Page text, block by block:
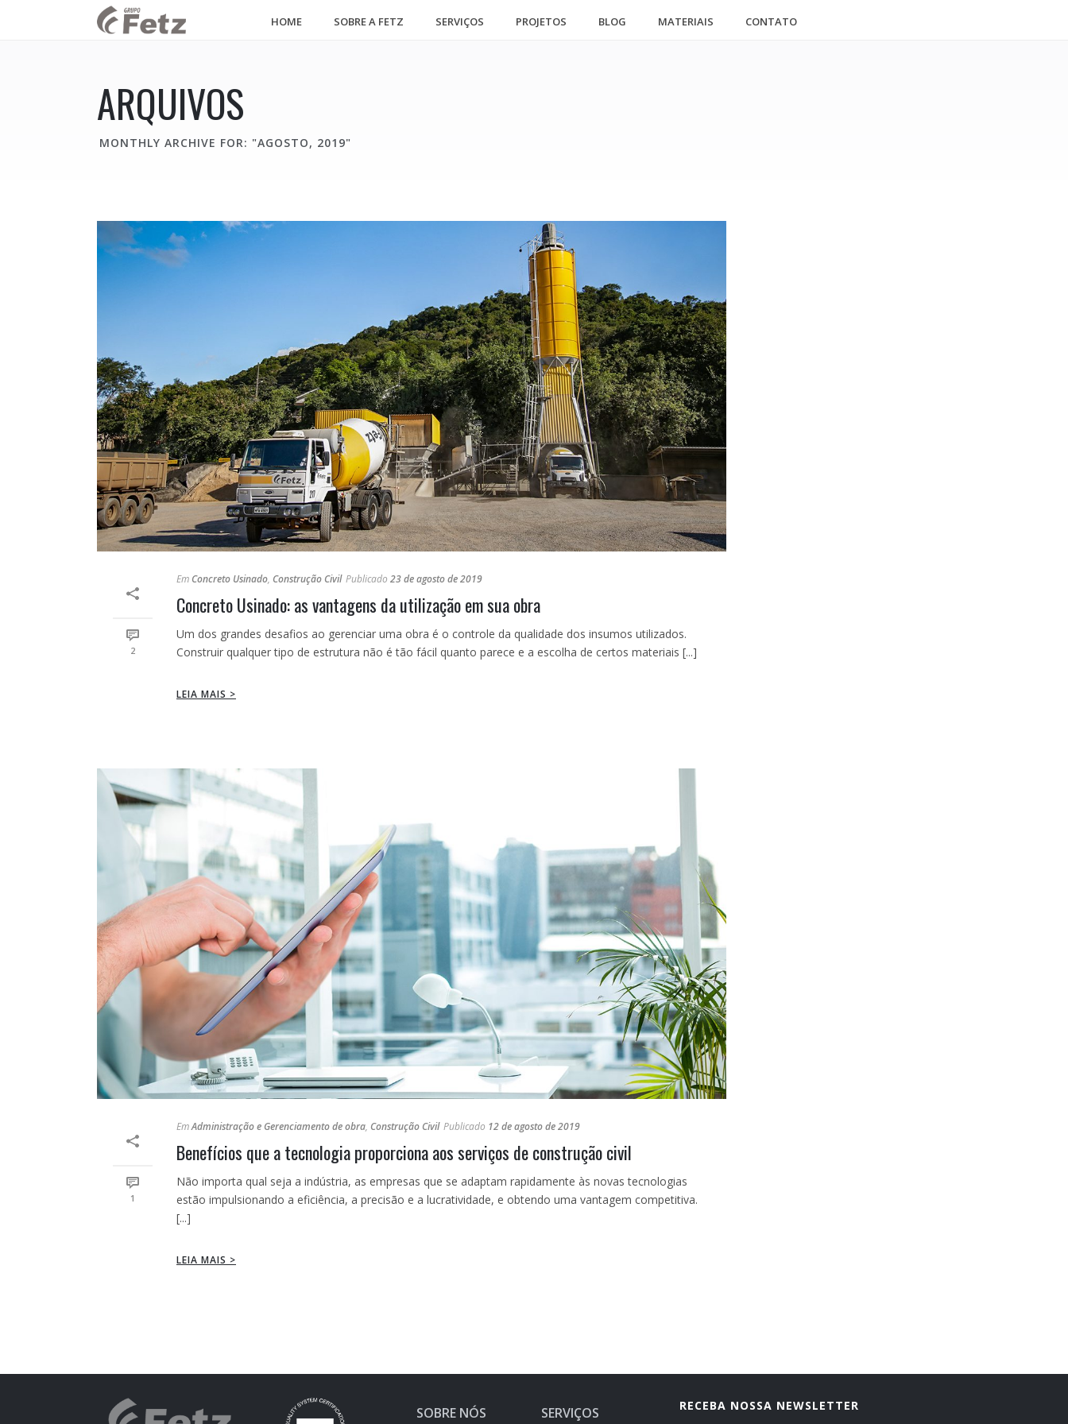
HOME SOBRE A FETZ SERVIÇOS PROJETOS BLOG MATERIAIS CONTATO
ARQUIVOS
MONTHLY ARCHIVE FOR: "AGOSTO, 2019"
2
Em Concreto Usinado, Construção Civil Publicado 23 de agosto de 2019
Concreto Usinado: as vantagens da utilização em sua obra
Um dos grandes desafios ao gerenciar uma obra é o controle da qualidade dos insumos utilizados.
Construir qualquer tipo de estrutura não é tão fácil quanto parece e a escolha de certos materiais [...]
LEIA MAIS >
1
EmAdministração e Gerenciamento de obra, Construção Civil Publicado 12 de agosto de 2019
Benefícios que a tecnologia proporciona aos serviços de construção civil
Não importa qual seja a indústria, as empresas que se adaptam rapidamente às novas tecnologias
estão impulsionando a eficiência, a precisão e a lucratividade, e obtendo uma vantagem competitiva.
[...]
LEIA MAIS >
SOBRE NÓS SERVIÇOS RECEBA NOSSA NEWSLETTER